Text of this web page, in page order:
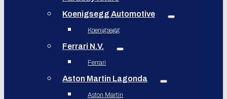
Koenigsegg Automotive
Koenigsegg
Ferrari N.V.
Ferrari
Aston Martin Lagonda
Aston Martin